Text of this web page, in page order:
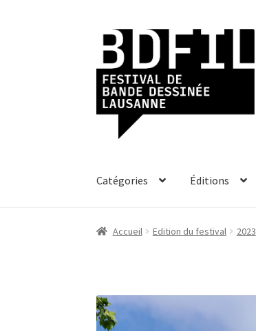
Aller
la
navigation
Aller
au
contenu
Catégories Éditions
Accueil Edition du festival 2023